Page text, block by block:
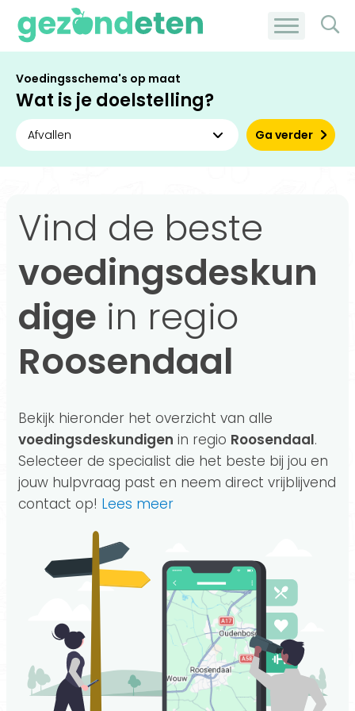
Voedingsschema's op maat
Wat is je doelstelling?
Ga verder
Vind de beste
voedingsdeskun
dige in regio
Roosendaal
Bekijk hieronder het overzicht van alle
voedingsdeskundigen in regio Roosendaal.
Selecteer de specialist die het beste bij jou en
jouw hulpvraag past en neem direct vrijblijvend
contact op! Lees meer